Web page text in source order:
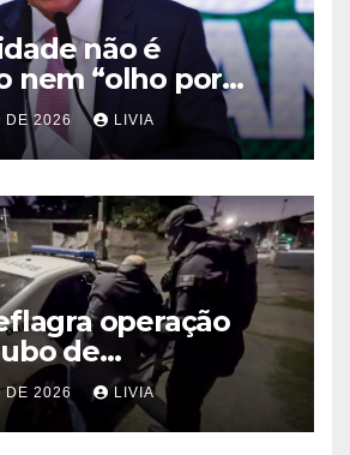
não é
nem “olho por
Alckmin
DE 2026 LIVIA
operação
de
oncológicos
DE 2026 LIVIA